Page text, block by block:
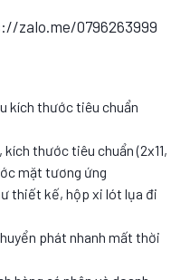
zalo.me/0796263999
kích thước tiêu chuẩn
thước tiêu chuẩn (2x11,
mặt tương ứng
thiết kế, hộp xi lót lụa đi
phát nhanh mất thời